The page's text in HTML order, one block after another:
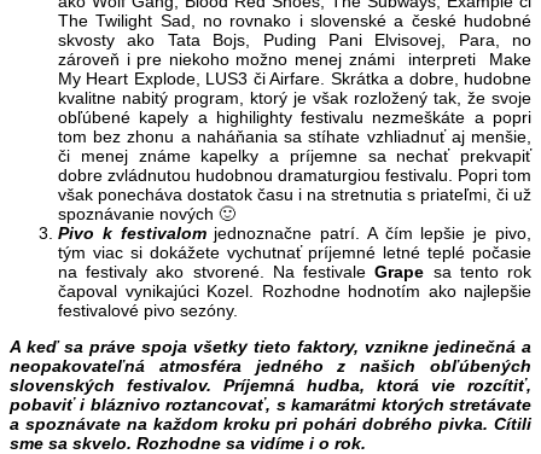
The Twilight Sad, no rovnako i slovenské a české hudobné
skvosty ako Tata Bojs, Puding Pani Elvisovej, Para, no
zároveň i pre niekoho možno menej známi interpreti Make
My Heart Explode, LUS3 či Airfare. Skrátka a dobre, hudobne
kvalitne nabitý program, ktorý je však rozložený tak, že svoje
obľúbené kapely a highilighty festivalu nezmeškáte a popri
tom bez zhonu a naháňania sa stíhate vzhliadnuť aj menšie,
či menej známe kapelky a príjemne sa nechať prekvapiť
dobre zvládnutou hudobnou dramaturgiou festivalu. Popri tom
však ponecháva dostatok času i na stretnutia s priateľmi, či už
spoznávanie nových 🙂
Pivo k festivalomjednoznačne patrí. A čím lepšie je pivo,
tým viac si dokážete vychutnať príjemné letné teplé počasie
na festivaly ako stvorené. Na festivaleGrape sa tento rok
čapoval vynikajúci Kozel. Rozhodne hodnotím ako najlepšie
festivalové pivo sezóny.
A keď sa práve spoja všetky tieto faktory, vznikne jedinečná a
neopakovateľná atmosféra jedného z našich obľúbených
slovenských festivalov. Príjemná hudba, ktorá vie rozcítiť,
pobaviť i bláznivo roztancovať, s kamarátmi ktorých stretávate
a spoznávate na každom kroku pri pohári dobrého pivka. Cítili
sme sa skvelo. Rozhodne sa vidíme i o rok.